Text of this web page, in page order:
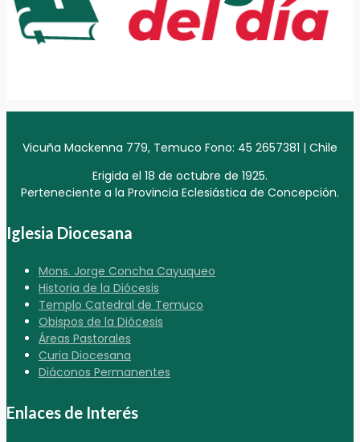
Vicuña Mackenna 779, Temuco Fono: 45 2657381 | Chile
Erigida el 18 de octubre de 1925.
Perteneciente a la Provincia Eclesiástica de Concepción.
Iglesia Diocesana
Mons. Jorge Concha Cayuqueo
Historia de la Diócesis
Templo Catedral de Temuco
Obispos de la Diócesis
Áreas Pastorales
Curia Diocesana
Diáconos Permanentes
Enlaces de Interés